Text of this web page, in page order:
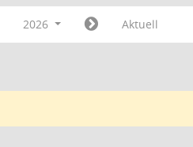
2026 Aktuell